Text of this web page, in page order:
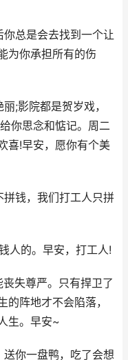
总是会去找到一个让
为你承担所有的伤
;影院都是贺岁戏，
你思念和惦记。周二
喜!早安，愿你有个美
钱，我们打工人只拼
人的。早安，打工人!
失尊严。只有捍卫了
的阵地才不会陷落，
生。早安~
你一盘鸭，吃了会想